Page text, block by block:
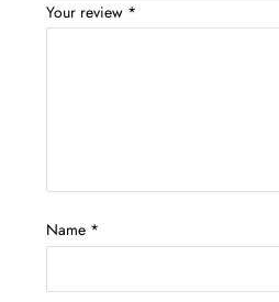
Your review *
Name *